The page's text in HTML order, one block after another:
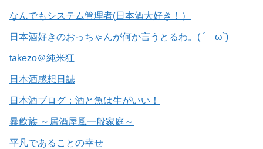
なんでもシステム管理者(日本酒大好き！）
日本酒好きのおっちゃんが何か言うとるわ。( ´ ω`)
takezo＠純米狂
日本酒感想日誌
日本酒ブログ：酒と魚は生がいい！
暴飲族 ～居酒屋風一般家庭～
平凡であることの幸せ